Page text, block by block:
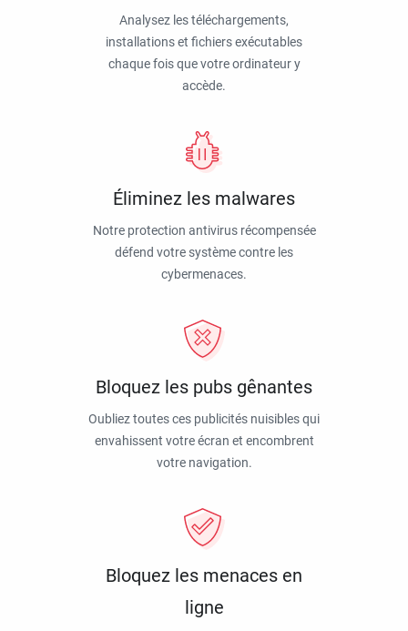
Analysez les téléchargements,
installations et fichiers exécutables
chaque fois que votre ordinateur y
accède.
Éliminez les malwares
Notre protection antivirus récompensée
défend votre système contre les
cybermenaces.
Bloquez les pubs gênantes
Oubliez toutes ces publicités nuisibles qui
envahissent votre écran et encombrent
votre navigation.
Bloquez les menaces en
ligne